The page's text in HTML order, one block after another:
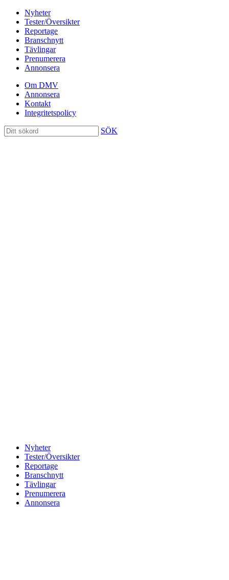
Nyheter
Tester/Översikter
Reportage
Branschnytt
Tävlingar
Prenumerera
Annonsera
Om DMV
Annonsera
Kontakt
Integritetspolicy
SÖK
Nyheter
Tester/Översikter
Reportage
Branschnytt
Tävlingar
Prenumerera
Annonsera